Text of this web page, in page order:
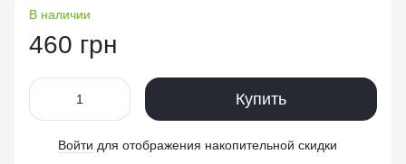
В наличии
460 грн
Купить
Войти для отображения накопительной скидки